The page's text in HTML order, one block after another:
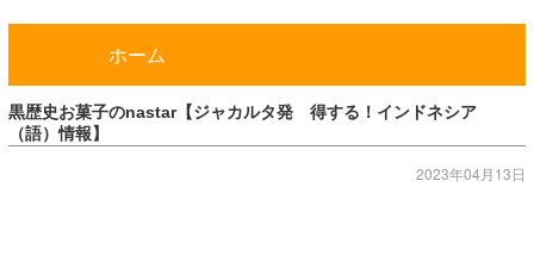
ホーム
黒歴史お菓子のnastar【ジャカルタ発 得する！インドネシア
（語）情報】
2023年04月13日